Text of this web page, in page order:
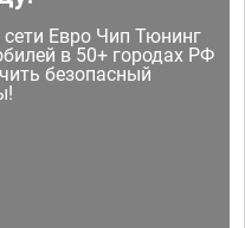
Евро Чип Тюнинг
в 50+ городах РФ
безопасный